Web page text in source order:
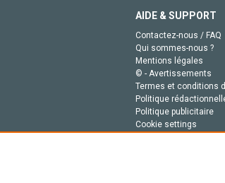
AIDE & SUPPORT
Contactez-nous / FAQ
Qui sommes-nous ?
Mentions légales
© - Avertissements
Termes et conditions
Politique
Politique publicitaire
Cookie settings